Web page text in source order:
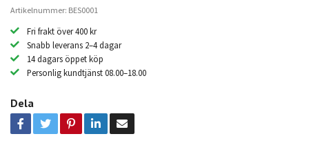
Artikelnummer: BES0001
Fri frakt över 400 kr
Snabb leverans 2–4 dagar
14 dagars öppet köp
Personlig kundtjänst 08.00–18.00
Dela